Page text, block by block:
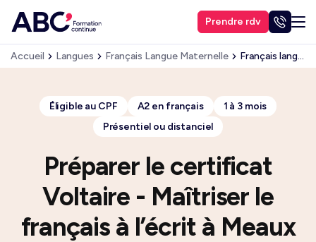
Prendre rdv
Accueil Langues Français Langue Maternelle Français langue maternelle – Maîtriser le français à l’écrit avec Voltaire
Préparer le certificat
Voltaire - Maîtriser le
français à l’écrit à Meaux
Éligible au CPF A2 en français
1 à 3 mois
Présentiel ou distanciel